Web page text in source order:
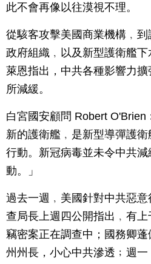
此不會再像以往漠視不理。
從駭客攻擊美國商業機構﹐
政府組織﹐以及新型護衛艦
萊恩指出，中共各種影響力
所減緩。
白宮國安顧問 Robert
新的護衛艦﹐是新型導彈護
行動。新冠病毒並未令中共
動。」
過去一週﹐美國針對中共惡
查局長上週四公開指出﹐有
竊密案正在調查中；國務卿
州州長，小心中共滲透﹔週